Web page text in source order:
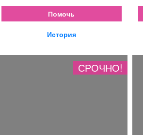
Помочь
История
СРОЧНО!